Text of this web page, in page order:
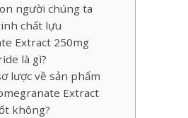
người chúng ta
chất lựu
Extract 250mg
là gì?
lược về sản phẩm
Extract
không?